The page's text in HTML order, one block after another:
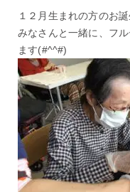
１２月生まれの方のお
みなさんと一緒に、フ
ます(#^^#)